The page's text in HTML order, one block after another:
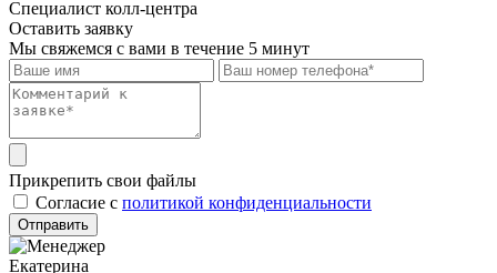
Специалист колл-центра
Оставить заявку
Мы свяжемся с вами в течение 5 минут
Прикрепить свои файлы
Cогласие с политикой конфиденциальности
Отправить
Екатерина